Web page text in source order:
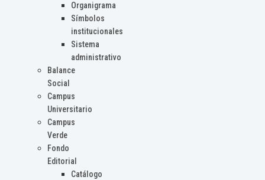
Organigrama
Símbolos
institucionales
Sistema
administrativo
Balance
Social
Campus
Universitario
Campus
Verde
Fondo
Editorial
Catálogo